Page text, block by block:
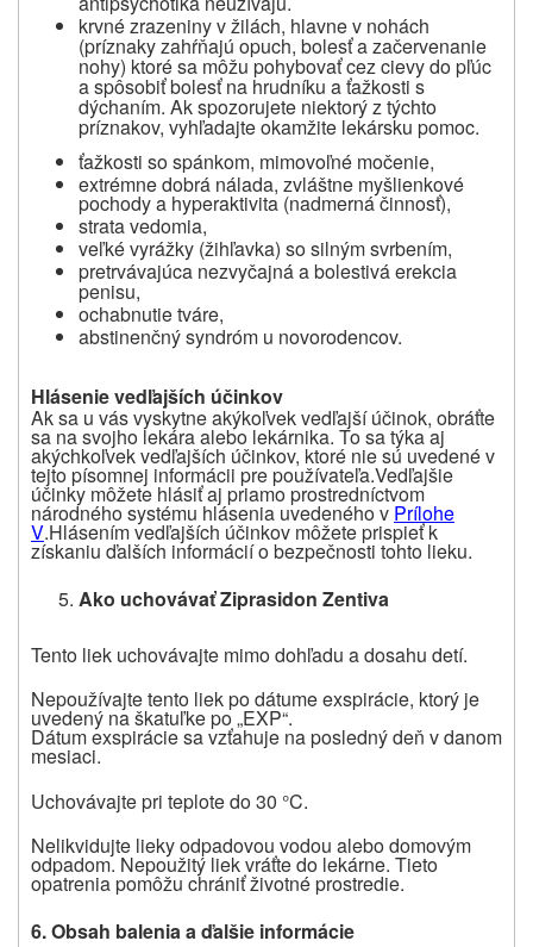
krvné zrazeniny v žilách, hlavne v nohách
(príznaky zahŕňajú opuch, bolesť a začervenanie
nohy) ktoré sa môžu pohybovať cez cievydo pľúc
a spôsobiť bolesť na hrudníku a ťažkosti s
dýchaním. Ak spozorujete niektorý z týchto
príznakov, vyhľadajte okamžite lekársku pomoc.
ťažkosti so spánkom, mimovoľné močenie,
extrémne dobrá nálada, zvláštne myšlienkové
pochody a hyperaktivita (nadmerná činnosť),
strata vedomia,
veľké vyrážky (žihľavka) so silným svrbením,
pretrvávajúca nezvyčajná a bolestivá erekcia
penisu,
ochabnutie tváre,
abstinenčný syndróm u novorodencov.
Hlásenie vedľajších účinkov
Ak sa u vás vyskytne akýkoľvek vedľajší účinok, obráťte
sa na svojho lekára alebo lekárnika. To sa týka aj
akýchkoľvek vedľajších účinkov, ktoré nie sú uvedené v
tejto písomnej informácii pre používateľa.Vedľajšie
účinky môžete hlásiť aj priamo prostredníctvom
národného systému hlásenia uvedeného v Prílohe
V.Hlásením vedľajších účinkov môžete prispieť k
získaniu ďalších informácií o bezpečnosti tohto lieku.
Ako uchovávaťZiprasidon Zentiva
Tento liek uchovávajte mimo dohľadu a dosahu detí.
Nepoužívajtetento liekpo dátume exspirácie, ktorý je
uvedený na škatuľkepo „EXP“.
Dátum exspirácie sa vzťahuje na posledný deň v danom
mesiaci.
Uchovávajte pri teplote do 30 °C.
Nelikvidujte liekyodpadovou vodou alebo domovým
odpadom. Nepoužitý liek vráťte do lekárne. Tieto
opatrenia pomôžu chrániť životné prostredie.
6. Obsah balenia a ďalšie informácie